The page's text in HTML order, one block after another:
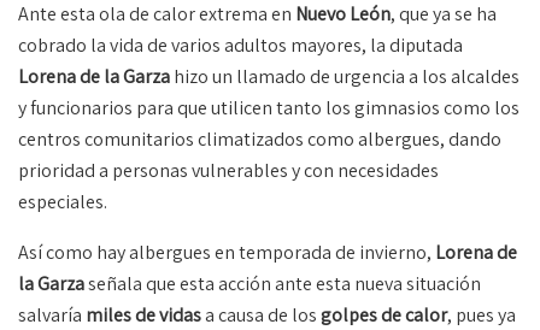
Ante esta ola de calor extrema en Nuevo León, que ya se ha
cobrado la vida de varios adultos mayores, la diputada
Lorena de la Garzahizo un llamado de urgencia a los alcaldes
y funcionarios para que utilicen tanto los gimnasios como los
centros comunitarios climatizados como albergues, dando
prioridad a personas vulnerables y con necesidades
especiales.
Así como hay albergues en temporada de invierno, Lorena de
la Garzaseñala que esta acción ante esta nueva situación
salvaría miles de vidasa causa de losgolpes de calor, pues ya